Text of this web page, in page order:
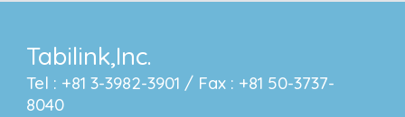
Tabilink,Inc.
Tel : +81 3-3982-3901 / Fax : +81 50-3737-
8040